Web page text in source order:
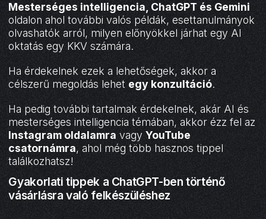
Mesterséges intelligencia, ChatGPT és Gemini
oldalon ahol további valós példák, esettanulmányok
olvashatók arról, milyen előnyökkel járhat egy AI
oktatás egy KKV számára.
Ha érdekelnek ezek a lehetőségek, akkor a
célszerű megoldás lehet egy konzultáció.
Ha pedig további tartalmak érdekelnek, akár AI és
mesterséges intelligencia témában, akkor ézz fel az
Instagram oldalamra vagyYouTube
csatornámra, ahol még több hasznos tippel
találkozhatsz!
Gyakorlati tippek a ChatGPT-ben történő
vásárlásra való felkészüléshez